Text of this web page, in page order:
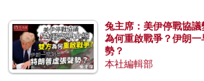
兔主席：美伊停戰協
為何重啟戰爭？伊朗
勢？
本社編輯部